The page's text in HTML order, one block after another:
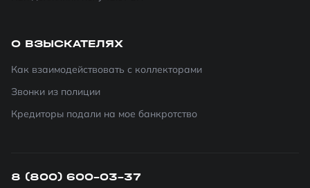
О ВЗЫСКАТЕЛЯХ
Как взаимодействовать с коллекторами
Звонки из полиции
Кредиторы подали на мое банкротство
8 (800) 600-03-37